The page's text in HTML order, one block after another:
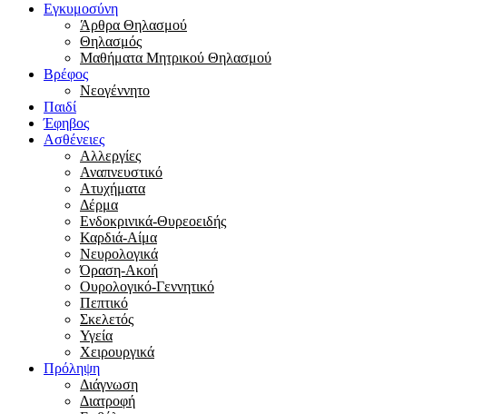
Εγκυμοσύνη
Άρθρα Θηλασμού
Θηλασμός
Μαθήματα Μητρικού Θηλασμού
Βρέφος
Νεογέννητο
Παιδί
Έφηβος
Ασθένειες
Αλλεργίες
Αναπνευστικό
Ατυχήματα
Δέρμα
Ενδοκρινικά-Θυρεοειδής
Καρδιά-Αίμα
Νευρολογικά
Όραση-Ακοή
Ουρολογικό-Γεννητικό
Πεπτικό
Σκελετός
Υγεία
Χειρουργικά
Πρόληψη
Διάγνωση
Διατροφή